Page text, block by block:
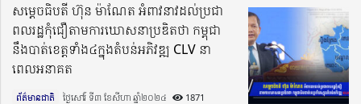
សម្តេចធិបតី ហ៊ុន ម៉ាណែត អំពាវនាវដល់ប្រជា
ពលរដ្ឋកុំជឿតាមការឃោសនាប្រឌិតថា កម្ពុជា
នឹងបាត់ខេត្តទាំង៤ក្នុងតំបន់អភិវឌ្ឍ CLV នា
ពេលអនាគត
ព័ត៌មានជាតិ ថ្ងៃសៅរ៍ ទី៣ ខែសីហា ឆ្នាំ២០២៤​ 1871